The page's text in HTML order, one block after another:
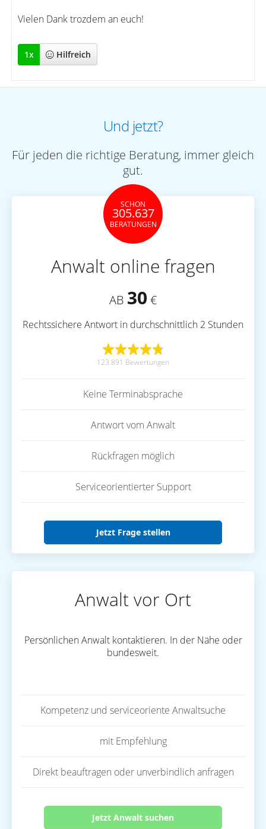
Vielen Dank trozdem an euch!
1x Hilfreich
Und jetzt?
Für jeden die richtige Beratung, immer gleich
gut.
SCHON
305.637
BERATUNGEN
Anwalt online fragen
AB 30 €
Rechtssichere Antwort in durchschnittlich 2 Stunden
123.891 Bewertungen
Keine Terminabsprache
Antwort vom Anwalt
Rückfragen möglich
Serviceorientierter Support
Jetzt Frage stellen
Anwalt vor Ort
Persönlichen Anwalt kontaktieren. In der Nähe oder
bundesweit.
Kompetenz und serviceoriente Anwaltsuche
mit Empfehlung
Direkt beauftragen oder unverbindlich anfragen
Jetzt Anwalt suchen